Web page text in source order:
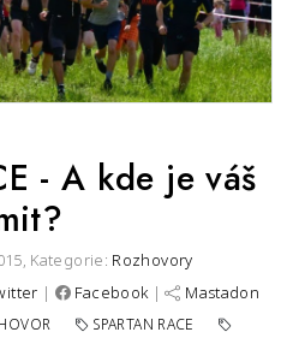
- A kde je váš
Kategorie: Rozhovory
| Facebook | Mastadon
SPARTAN RACE